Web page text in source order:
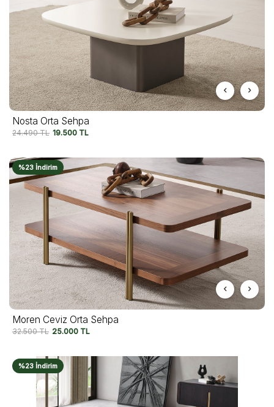
Nosta Orta Sehpa
24.490TL 19.500 TL
%23 İndirim
Moren Ceviz Orta Sehpa
32.500TL 25.000 TL
%23 İndirim